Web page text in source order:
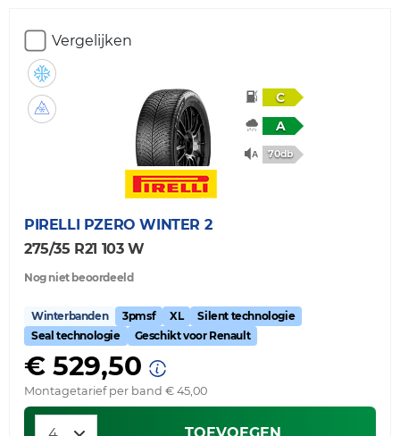
Vergelijken
C
A
70db
PIRELLI PZERO WINTER 2
275/35 R21 103 W
Nog niet beoordeeld
Winterbanden 3pmsf XL
Silent technologie
Seal technologie
Geschikt voor Renault
€ 529,50
Montagetarief per band € 45,00